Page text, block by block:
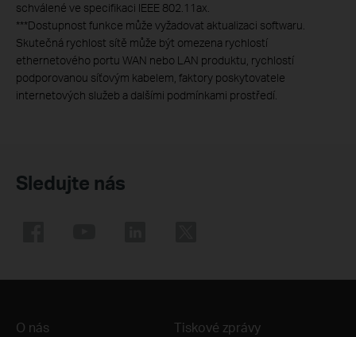
schválené ve specifikaci IEEE 802.11ax.
***Dostupnost funkce může vyžadovat aktualizaci softwaru.
Skutečná rychlost sítě může být omezena rychlostí
ethernetového portu WAN nebo LAN produktu, rychlostí
podporovanou síťovým kabelem, faktory poskytovatele
internetových služeb a dalšími podmínkami prostředí.
Sledujte nás
O nás Tiskové zprávy